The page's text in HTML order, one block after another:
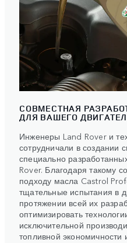
СОВМЕСТНАЯ
ДЛЯ ВАШЕГО
Инженеры Land Rover и
сотрудничали в создании
специально
Rover. Благодаря такому
подходу масла Castrol
тщательные испытания в
протяжении всей их
оптимизировать
исключительной
топливной